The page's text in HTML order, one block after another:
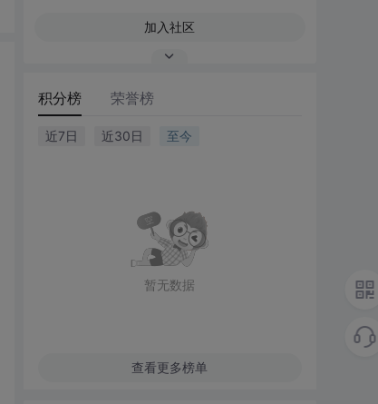
加入社区
积分榜 荣誉榜
近7日 近30日 至今
暂无数据
查看更多榜单